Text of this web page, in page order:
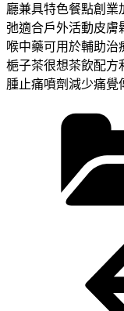
廳兼具特色餐點創業
弛適合戶外活動皮膚
喉中藥可用於輔助治
梔子茶很想茶飲配方
腫止痛噴劑減少痛覺